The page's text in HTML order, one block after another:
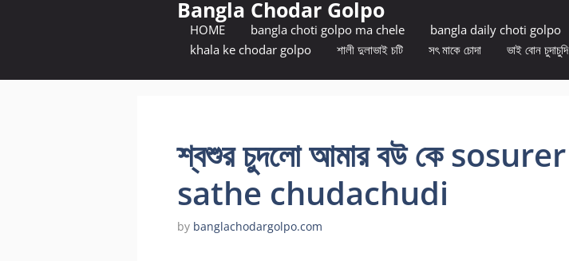
Bangla Chodar Golpo
HOME bangla choti golpo ma chele bangla daily choti golpo
khala ke chodar golpo
শালী দুলাভাই চটি সৎ মাকে চোদা ভাই বোন চুদাচুদি
শ্বশুর চুদলো আমার বউ কে sosurer
sathe chudachudi
by banglachodargolpo.com